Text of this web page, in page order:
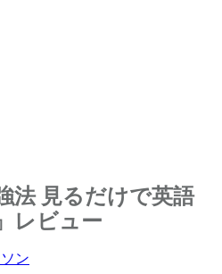
法 見るだけで英語
レビュー
ン